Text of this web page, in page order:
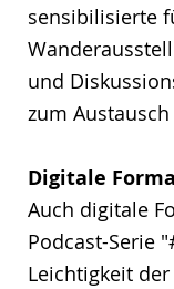
sensibilisierte
und
zum
Digitale
Auch digitale
Podcast-Serie
Leichtigkeit